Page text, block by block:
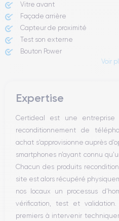
Vitre avant ​
Façade arrière
Capteur de proximité
Test son externe
Bouton Power
Haut parleur
Bouton Home
Bluetooth
WiFi
Réseau
Vibreur
Prise USB
Voir
Expertise
Certideal est une
reconditionnement de
achat s’approvisionne auprès
smartphones n’ayant connu
Chacun des produits
site est alors récupéré
nos locaux un processus
vérification, test et
premiers à intervenir